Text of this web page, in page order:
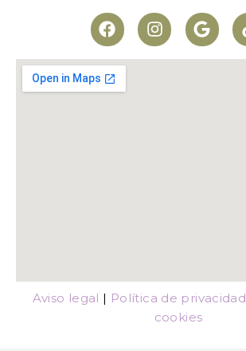
Aviso legal | Política de privacidad
cookies